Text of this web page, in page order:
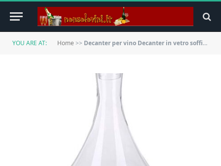
YOU ARE AT: Home >> Decanter per vino Decanter in vetro soffiato a mano senza piombo con vetro e decantatore con coperchio in acciaio 750ML Accessori per il vino